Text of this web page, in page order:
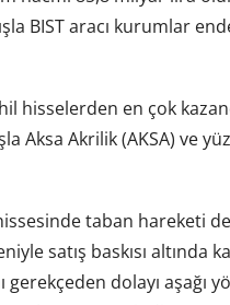
BIST aracı kurumlar
hisselerden en çok
Aksa Akrilik (AKSA) ve
taban hareketi
satış baskısı altında
gerekçeden dolayı